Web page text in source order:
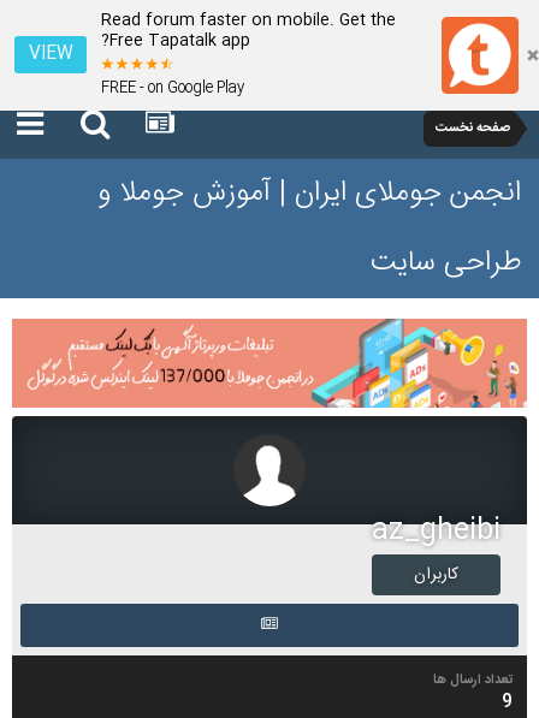
Read forum faster on mobile. Get the
Free Tapatalk app?
FREE - on Google Play
VIEW
صفحه نخست
انجمن جوملای ایران | آموزش جوملا و
طراحی سایت
az_gheibi
کاربران
تعداد ارسال ها
9